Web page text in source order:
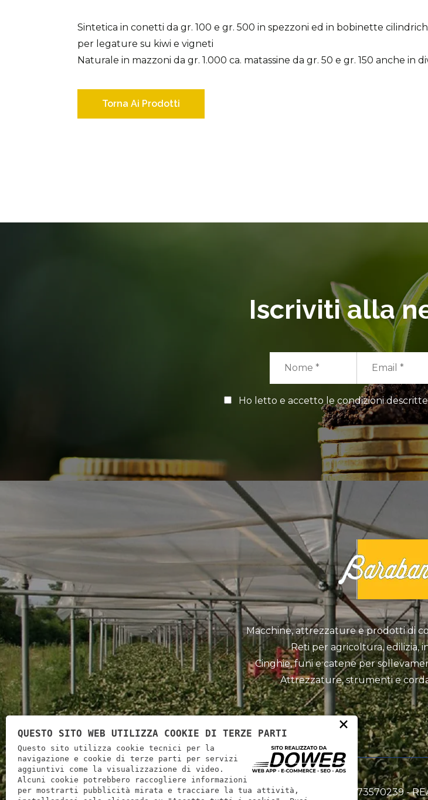
Sintetica in conetti da gr. 100 e gr. 500 in spezzoni ed in bobinette
per legature su kiwi e vigneti
Naturale in mazzoni da gr. 1.000 ca. matassine da gr. 50 e gr. 150 anche in
Torna Ai Prodotti
Iscriviti alla
Ho letto e accetto le condizioni
Macchine, attrezzature e prodotti di
Reti per agricoltura, edilizia,
Cinghie, funi e catene per
Attrezzature, strumenti e
Barabandi Cordami srl - P.IVA: 00773570239 -
×
QUESTO SITO WEB UTILIZZA COOKIE DI TERZE PARTI
Questo sito utilizza cookie tecnici per la
navigazione e cookie di terze parti per servizi
aggiuntivi come la visualizzazione di video.
Alcuni cookie potrebbero raccogliere informazioni
per mostrarti pubblicità mirata e tracciare la tua attività,